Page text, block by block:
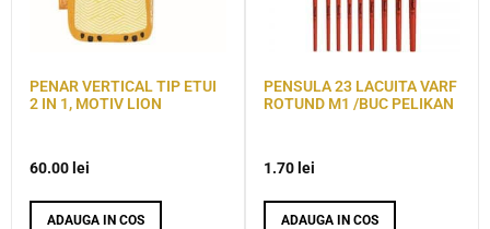
PENAR VERTICAL TIP ETUI
2 IN 1, MOTIV LION
60.00 lei
ADAUGA IN COS
PENSULA 23 LACUITA VARF
ROTUND M1 /BUC PELIKAN
1.70 lei
ADAUGA IN COS